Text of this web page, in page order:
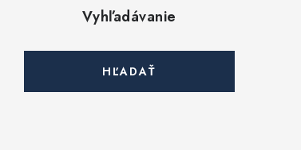
Vyhľadávanie
HĽADAŤ